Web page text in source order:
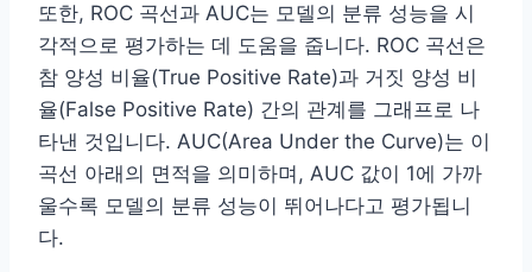
또한, ROC 곡선과 AUC는 모델의 분류 성능을 시
각적으로 평가하는 데 도움을 줍니다. ROC 곡선은
참 양성 비율(True Positive Rate)과 거짓 양성 비
율(False Positive Rate) 간의 관계를 그래프로 나
타낸 것입니다. AUC(Area Under the Curve)는 이
곡선 아래의 면적을 의미하며, AUC 값이 1에 가까
울수록 모델의 분류 성능이 뛰어나다고 평가됩니
다.